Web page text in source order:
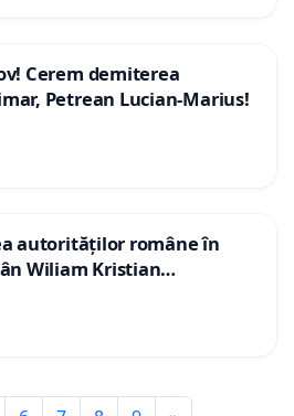
Cerem demiterea
Petrean Lucian-Marius!
autorităților române în
Wiliam Kristian
în Danemarca de